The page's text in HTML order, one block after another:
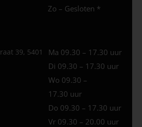
Zo – Gesloten *
39, 5401
Ma 09.30 – 17.30 uur
Di 09.30 – 17.30 uur
Wo 09.30 –
17.30 uur
Do 09.30 – 17.30 uur
Vr 09.30 – 20.00 uur